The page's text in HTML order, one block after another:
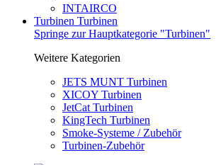
INTAIRCO
Turbinen Turbinen
Springe zur Hauptkategorie "Turbinen"
Weitere Kategorien
JETS MUNT Turbinen
XICOY Turbinen
JetCat Turbinen
KingTech Turbinen
Smoke-Systeme / Zubehör
Turbinen-Zubehör